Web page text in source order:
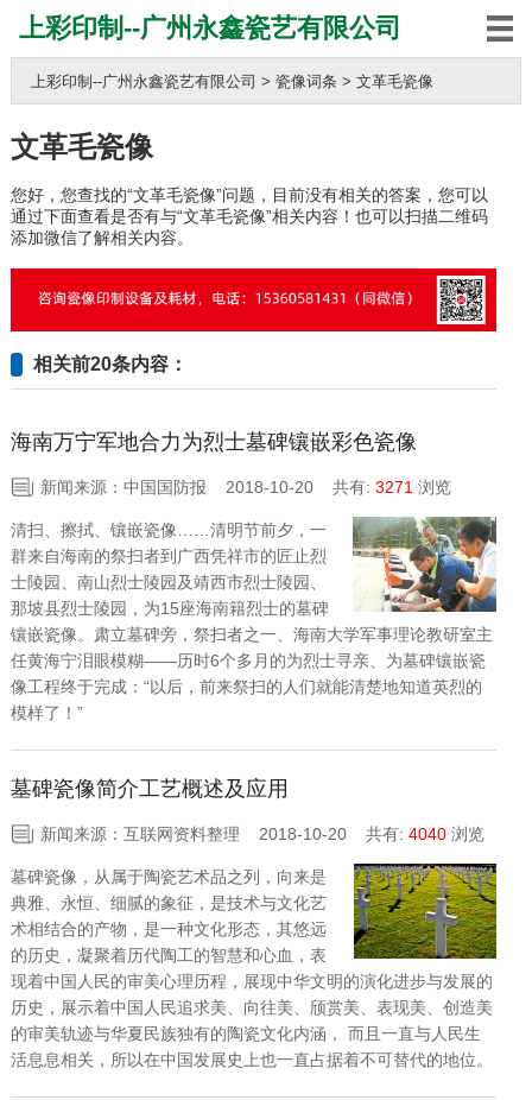
上彩印制--广州永鑫瓷艺有限公司
上彩印制--广州永鑫瓷艺有限公司 > 瓷像词条 > 文革毛瓷像
文革毛瓷像
您好，您查找的“文革毛瓷像”问题，目前没有相关的答案，您可以
通过下面查看是否有与“文革毛瓷像”相关内容！也可以扫描二维码
添加微信了解相关内容。
相关前20条内容：
海南万宁军地合力为烈士墓碑镶嵌彩色瓷像
新闻来源：中国国防报 2018-10-20 共有: 3271 浏览
清扫、擦拭、镶嵌瓷像……清明节前夕，一
群来自海南的祭扫者到广西凭祥市的匠止烈
士陵园、南山烈士陵园及靖西市烈士陵园、
那坡县烈士陵园，为15座海南籍烈士的墓碑
镶嵌瓷像。肃立墓碑旁，祭扫者之一、海南大学军事理论教研室主
任黄海宁泪眼模糊——历时6个多月的为烈士寻亲、为墓碑镶嵌瓷
像工程终于完成：“以后，前来祭扫的人们就能清楚地知道英烈的
模样了！”
墓碑瓷像简介工艺概述及应用
新闻来源：互联网资料整理 2018-10-20 共有: 4040浏览
墓碑瓷像，从属于陶瓷艺术品之列，向来是
典雅、永恒、细腻的象征，是技术与文化艺
术相结合的产物，是一种文化形态，其悠远
的历史，凝聚着历代陶工的智慧和心血，表
现着中国人民的审美心理历程，展现中华文明的演化进步与发展的
历史，展示着中国人民追求美、向往美、颀赏美、表现美、创造美
的审美轨迹与华夏民族独有的陶瓷文化内涵， 而且一直与人民生
活息息相关，所以在中国发展史上也一直占据着不可替代的地位。